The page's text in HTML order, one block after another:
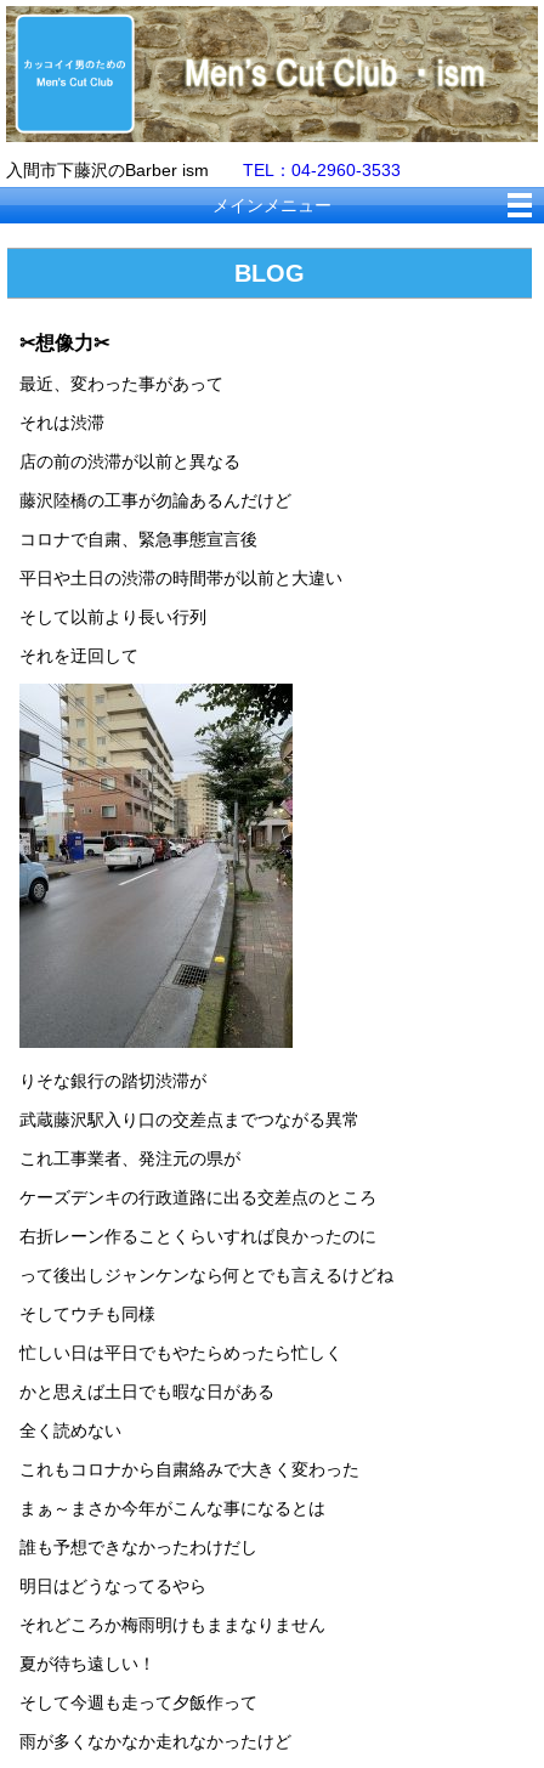
入間市下藤沢のBarber ism TEL：04-2960-3533
メインメニュー
BLOG
✂想像力✂
最近、変わった事があって
それは渋滞
店の前の渋滞が以前と異なる
藤沢陸橋の工事が勿論あるんだけど
コロナで自粛、緊急事態宣言後
平日や土日の渋滞の時間帯が以前と大違い
そして以前より長い行列
それを迂回して
りそな銀行の踏切渋滞が
武蔵藤沢駅入り口の交差点までつながる異常
これ工事業者、発注元の県が
ケーズデンキの行政道路に出る交差点のところ
右折レーン作ることくらいすれば良かったのに
って後出しジャンケンなら何とでも言えるけどね
そしてウチも同様
忙しい日は平日でもやたらめったら忙しく
かと思えば土日でも暇な日がある
全く読めない
これもコロナから自粛絡みで大きく変わった
まぁ～まさか今年がこんな事になるとは
誰も予想できなかったわけだし
明日はどうなってるやら
それどころか梅雨明けもままなりません
夏が待ち遠しい！
そして今週も走って夕飯作って
雨が多くなかなか走れなかったけど